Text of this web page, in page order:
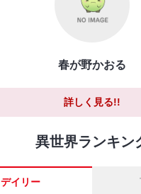
春が野かおる
詳しく見る!!
異世界ランキン
デイリー